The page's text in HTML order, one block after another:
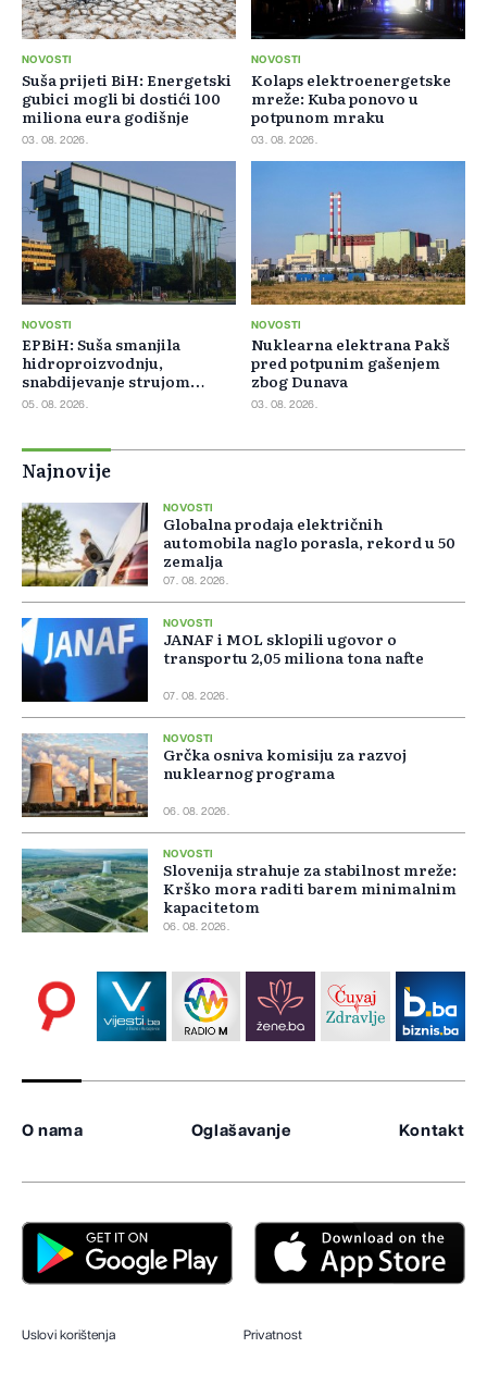
NOVOSTI
Suša prijeti BiH: Energetski
gubici mogli bi dostići 100
miliona eura godišnje
03. 08. 2026.
NOVOSTI
Kolaps elektroenergetske
mreže: Kuba ponovo u
potpunom mraku
03. 08. 2026.
NOVOSTI
EPBiH: Suša smanjila
hidroproizvodnju,
snabdijevanje strujom
ostaje stabilno
05. 08. 2026.
NOVOSTI
Nuklearna elektrana Pakš
pred potpunim gašenjem
zbog Dunava
03. 08. 2026.
Najnovije
NOVOSTI
Globalna prodaja električnih
automobila naglo porasla, rekord u 50
zemalja
07. 08. 2026.
NOVOSTI
JANAF i MOL sklopili ugovor o
transportu 2,05 miliona tona nafte
07. 08. 2026.
NOVOSTI
Grčka osniva komisiju za razvoj
nuklearnog programa
06. 08. 2026.
NOVOSTI
Slovenija strahuje za stabilnost mreže:
Krško mora raditi barem minimalnim
kapacitetom
06. 08. 2026.
O nama Oglašavanje Kontakt
Uslovi korištenja Privatnost